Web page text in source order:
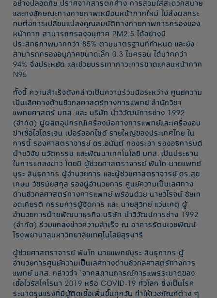
อย่างปลอดภัย ปราศจากสารตกค้าง การสวมใส่สะดวกสบาย
และคงลักษณะทางกายภาพเหมือนหน้ากากใหม่ ไม่ส่งผลกระ
ทบต่อการเปลี่ยนแปลงคุณสมบัติทางกายภาพการกรองของ
หน้ากาก สามารถกรองอนุภาค PM2.5 ได้อย่างมี
ประสิทธิภาพมากกว่า 85% ตามมาตรฐานที่กำหนด และยัง
สามารถกรองอนุภาคขนาดเล็ก 0.3 ไมครอน ได้มากกว่า
94% จึงประหยัด และช่วยบรรเทาภาวะการขาดแคลนหน้ากาก
N95
ทั้งนี้ ความสำเร็จดังกล่าวเป็นความร่วมมือระหว่าง ศูนย์ความ
เป็นเลิศทางด้านชีวกลศาสตร์ทางการแพทย์ สำนักวิชา
แพทยศาสตร์ มทส. และ บริษัท นำวิวัฒน์การช่าง 1992
(จำกัด) ผู้ผลิตอุปกรณ์เครื่องมือทางการแพทย์และเครื่องอบ
ฆ่าเชื้อไฮโดรเจน เปอร์ออกไซด์ รายใหญ่ของประเทศไทย ใน
การนี้ รองศาสตราจารย์ ดร.อนันต์ ทองระอา รองอธิการบดี
ฝ่ายวิจัย นวัตกรรม และพัฒนาเทคโนโลยี มทส. เป็นประธาน
ในการแถลงข่าว โดยมี ผู้ช่วยศาสตราจารย์ พันโท นายแพทย์
บุระ สินธุภากร ผู้อำนวยการ และผู้ช่วยศาสตราจารย์ ดร.สุข
เกษม วัชรมัยสกุล รองผู้อำนวยการ ศูนย์ความเป็นเลิศทาง
ด้านชีวกลศาสตร์ทางการแพทย์ พร้อมด้วย นายวิโรจน์ ชัยเท
อดเกียรติ กรรมการผู้จัดการ และ นายสุวิทย์ แว่นเกตุ ผู้
อำนวยการฝ่ายพัฒนาธุรกิจ บริษัท นำวิวัฒน์การช่าง 1992
(จำกัด) ร่วมแถลงข่าวความสำเร็จ ณ อาคารรัตนเวชพัฒน์
โรงพยาบาลมหาวิทยาลัยเทคโนโลยีสุรนารี
ผู้ช่วยศาสตราจารย์ พันโท นายแพทย์บุระ สินธุภากร ผู้
อำนวยการศูนย์ความเป็นเลิศทางด้านชีวกลศาสตร์ทางการ
แพทย์ มทส. กล่าวว่า “จากสถานการณ์การแพร่ระบาดของ
เชื้อไวรัสโคโรนา 2019 หรือ COVID-19 ทั่วโลก ซึ่งเป็นโรค
ระบาดรุนแรงที่มีผู้ติดเชื้อเพิ่มขึ้นทุกวัน ทำให้เวชภัณฑ์ต่าง ๆ